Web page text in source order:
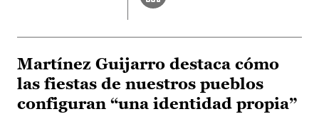
Martínez Guijarro destaca cómo
las fiestas de nuestros pueblos
configuran “una identidad propia”